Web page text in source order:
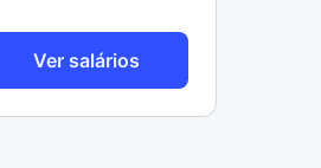
Ver salários